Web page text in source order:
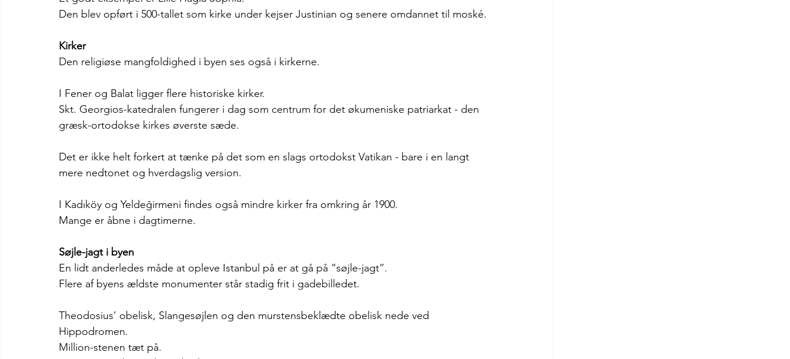
Den blev opført i 500-tallet som kirke under kejser Justinian og senere omdannet til moské.
Kirker
Den religiøse mangfoldighed i byen ses også i kirkerne.
I Fener og Balat ligger flere historiske kirker.
Skt. Georgios-katedralen fungerer i dag som centrum for det økumeniske patriarkat - den
græsk-ortodokse kirkes øverste sæde.
Det er ikke helt forkert at tænke på det som en slags ortodokst Vatikan - bare i en langt
mere nedtonet og hverdagslig version.
I Kadıköy og Yeldeğirmeni findes også mindre kirker fra omkring år 1900.
Mange er åbne i dagtimerne.
Søjle-jagt i byen
En lidt anderledes måde at opleve Istanbul på er at gå på “søjle-jagt”.
Flere af byens ældste monumenter står stadig frit i gadebilledet.
Theodosius’ obelisk, Slangesøjlen og den murstensbeklædte obelisk nede ved
Hippodromen.
Million-stenen tæt på.